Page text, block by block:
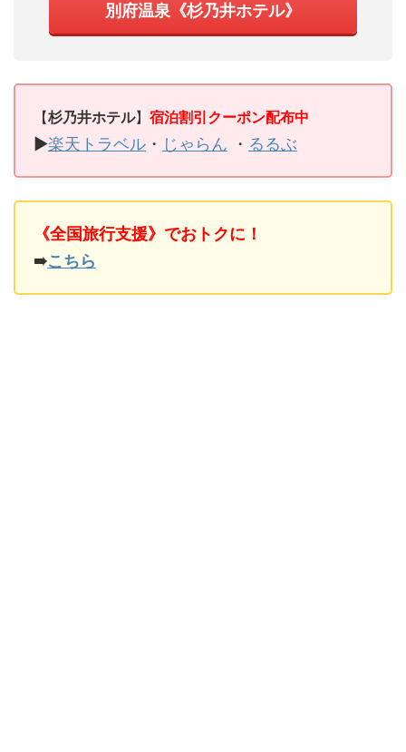
別府温泉《杉乃井ホテル》
【杉乃井ホテル】 宿泊割引クーポン配布中
▶楽天トラベル ・ じゃらん ・ るるぶ
《全国旅行支援》でおトクに！
➠こちら